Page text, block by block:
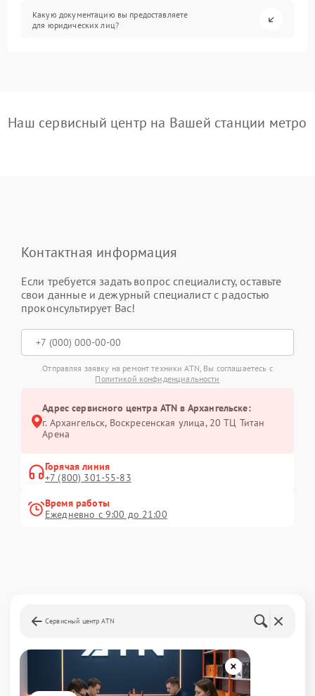
Какую документацию вы предоставляете
для юридических лиц?
Наш сервисный центр на Вашей станции метро
Контактная информация
Если требуется задать вопрос специалисту, оставьте
свои данные и дежурный специалист с радостью
проконсультирует Вас!
Отправляя заявку на ремонт техники ATN, Вы соглашаетесь с
Политикой конфиденциальности
Адрес сервисного центра ATN в Архангельске:
г. Архангельск, Воскресенская улица, 20 ТЦ Титан
Арена
Горячая линия
+7 (800) 301-55-83
Время работы
Ежедневно с 9:00 до 21:00
Сервисный центр ATN